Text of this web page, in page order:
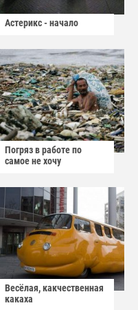
Астерикс - начало
Погряз в работе по
самое не хочу
Весёлая, какчественная
какаха